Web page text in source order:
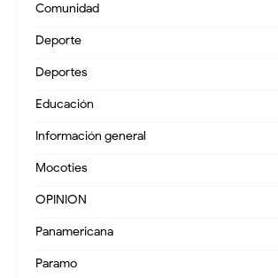
Comunidad
Deporte
Deportes
Educación
Información general
Mocoties
OPINION
Panamericana
Paramo